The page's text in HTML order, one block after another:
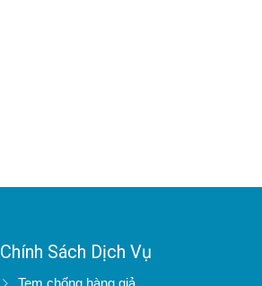
Chính Sách Dịch Vụ
Tem chống hàng giả